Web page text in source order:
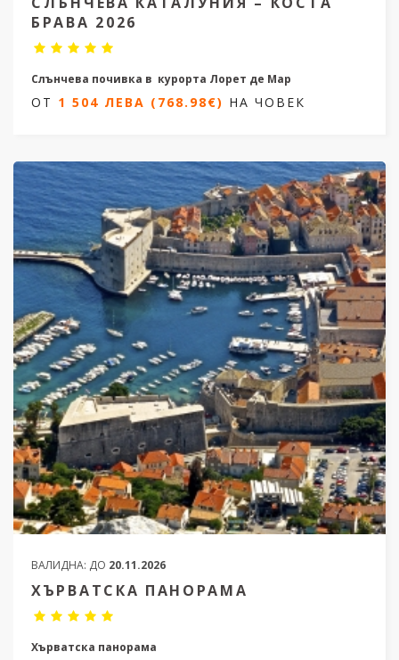
БРАВА 2026
Слънчева почивка в курорта Лорет де Мар
8 нощувки/ 7 нощуви
ОТ 1 504 ЛЕВА (768.98€)НА ЧОВЕК
ОТ 1 504 ЛЕВА (768.98€) НА ЧОВЕК
ВАЛИДНА: ДО 20.11.2026
ХЪРВАТСКА ПАНОРАМА
Хърватска панорама